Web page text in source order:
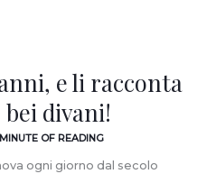
e li racconta
divani!
OF READING
ogni giorno dal secolo